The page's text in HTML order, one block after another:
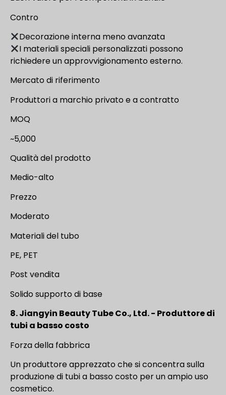
Contro
Decorazione interna meno avanzata
I materiali speciali personalizzati possono
richiedere un approvvigionamento esterno.
Mercato di riferimento
Produttori a marchio privato e a contratto
MOQ
~5,000
Qualità del prodotto
Medio-alto
Prezzo
Moderato
Materiali del tubo
PE, PET
Post vendita
Solido supporto di base
8. Jiangyin Beauty Tube Co., Ltd. - Produttore di
tubi a basso costo
Forza della fabbrica
Un produttore apprezzato che si concentra sulla
produzione di tubi a basso costo per un ampio uso
cosmetico.